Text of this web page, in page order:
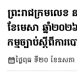
ថ្ងៃ
ច្បា
ជ្រើ
ព្រះរាជក្រមលេ
ខែមេសា ឆ្នាំ២០
កម្មច្បាប់ស្តីពីកា
ថ្ងៃពុធ ទី២០ ខែឧសភ